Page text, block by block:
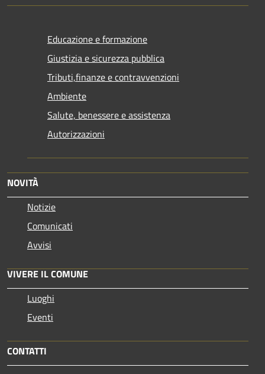
Educazione e formazione
Giustizia e sicurezza pubblica
Tributi,finanze e contravvenzioni
Ambiente
Salute, benessere e assistenza
Autorizzazioni
NOVITÀ
Notizie
Comunicati
Avvisi
VIVERE IL COMUNE
Luoghi
Eventi
CONTATTI